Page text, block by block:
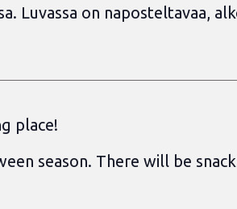
Luvassa on naposteltavaa,
place!
season. There will be